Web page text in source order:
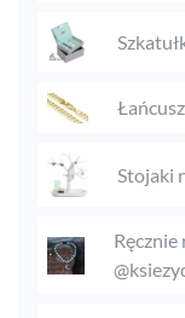
Stojaki